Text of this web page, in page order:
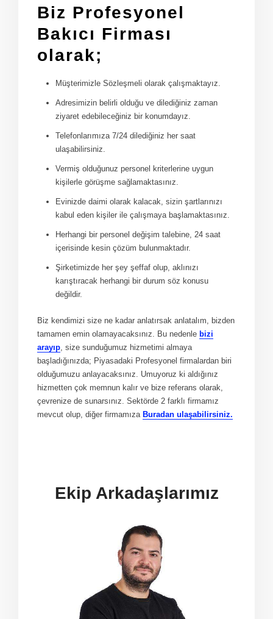
Biz Profesyonel
Bakıcı Firması
olarak;
Müşterimizle Sözleşmeli olarak çalışmaktayız.
Adresimizin belirli olduğu ve dilediğiniz zaman
ziyaret edebileceğiniz bir konumdayız.
Telefonlarımıza 7/24 dilediğiniz her saat
ulaşabilirsiniz.
Vermiş olduğunuz personel kriterlerine uygun
kişilerle görüşme sağlamaktasınız.
Evinizde daimi olarak kalacak, sizin şartlarınızı
kabul eden kişiler ile çalışmaya başlamaktasınız.
Herhangi bir personel değişim talebine, 24 saat
içerisinde kesin çözüm bulunmaktadır.
Şirketimizde her şey şeffaf olup, aklınızı
karıştıracak herhangi bir durum söz konusu
değildir.
Biz kendimizi size ne kadar anlatırsak anlatalım, bizden
tamamen emin olamayacaksınız. Bu nedenle bizi
arayıp, size sunduğumuz hizmetimi almaya
başladığınızda; Piyasadaki Profesyonel firmalardan biri
olduğumuzu anlayacaksınız. Umuyoruz ki aldığınız
hizmetten çok memnun kalır ve bize referans olarak,
çevrenize de sunarsınız. Sektörde 2 farklı firmamız
mevcut olup, diğer firmamıza Buradan ulaşabilirsiniz.
Ekip Arkadaşlarımız